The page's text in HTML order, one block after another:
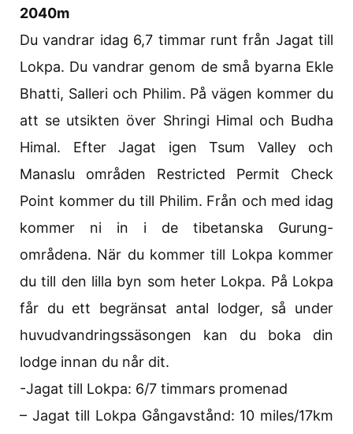
2040m
Du vandrar idag 6,7 timmar runt från Jagat till
Lokpa. Du vandrar genom de små byarna Ekle
Bhatti, Salleri och Philim. På vägen kommer du
att se utsikten över Shringi Himal och Budha
Himal. Efter Jagat igen Tsum Valley och
Manaslu områden Restricted Permit Check
Point kommer du till Philim. Från och med idag
kommer ni in i de tibetanska Gurung-
områdena. När du kommer till Lokpa kommer
du till den lilla byn som heter Lokpa. På Lokpa
får du ett begränsat antal lodger, så under
huvudvandringssäsongen kan du boka din
lodge innan du når dit.
-Jagat till Lokpa: 6/7 timmars promenad
– Jagat till Lokpa Gångavstånd: 10 miles/17km